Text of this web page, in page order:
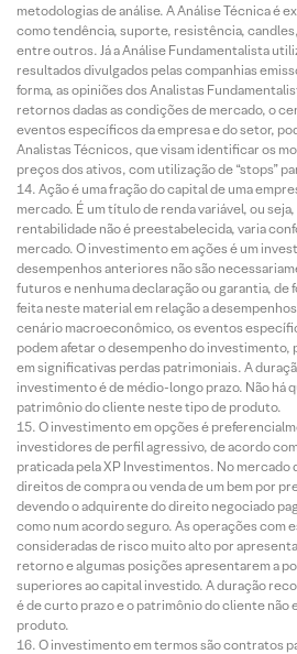
metodologias de análise. A Análise Técnica é
como tendência, suporte, resistência,
entre outros. Já a Análise Fundamentalista
resultados divulgados pelas companhias
forma, as opiniões dos Analistas
retornos dadas as condições de mercado, o
eventos específicos da empresa e do setor,
Analistas Técnicos, que visam identificar os
preços dos ativos, com utilização de “stops”
Ação é uma fração do capital de uma
mercado. É um título de renda variável, ou
rentabilidade não é preestabelecida, varia
mercado. O investimento em ações é um
desempenhos anteriores não são
futuros e nenhuma declaração ou garantia, de
feita neste material em relação a
cenário macroeconômico, os eventos
podem afetar o desempenho do
em significativas perdas patrimoniais. A
investimento é de médio-longo prazo. Não há
patrimônio do cliente neste tipo de produto.
O investimento em opções é
investidores de perfil agressivo, de acordo
praticada pela XP Investimentos. No mercado
direitos de compra ou venda de um bem por
devendo o adquirente do direito negociado
como num acordo seguro. As operações com
consideradas de risco muito alto por
retorno e algumas posições apresentarem a
superiores ao capital investido. A duração
é de curto prazo e o patrimônio do cliente não
produto.
O investimento em termos são contratos